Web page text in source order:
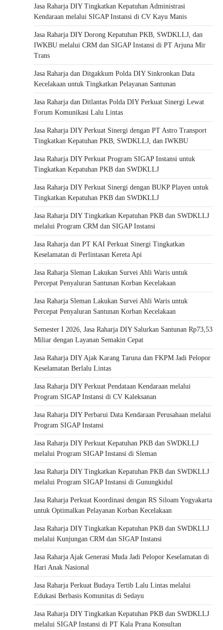
Jasa Raharja DIY Tingkatkan Kepatuhan Administrasi
Kendaraan melalui SIGAP Instansi di CV Kayu Manis
Jasa Raharja DIY Dorong Kepatuhan PKB, SWDKLLJ, dan
IWKBU melalui CRM dan SIGAP Instansi di PT Arjuna Mir
Trans
Jasa Raharja dan Ditgakkum Polda DIY Sinkronkan Data
Kecelakaan untuk Tingkatkan Pelayanan Santunan
Jasa Raharja dan Ditlantas Polda DIY Perkuat Sinergi Lewat
Forum Komunikasi Lalu Lintas
Jasa Raharja DIY Perkuat Sinergi dengan PT Astro Transport
Tingkatkan Kepatuhan PKB, SWDKLLJ, dan IWKBU
Jasa Raharja DIY Perkuat Program SIGAP Instansi untuk
Tingkatkan Kepatuhan PKB dan SWDKLLJ
Jasa Raharja DIY Perkuat Sinergi dengan BUKP Playen untuk
Tingkatkan Kepatuhan PKB dan SWDKLLJ
Jasa Raharja DIY Tingkatkan Kepatuhan PKB dan SWDKLLJ
melalui Program CRM dan SIGAP Instansi
Jasa Raharja dan PT KAI Perkuat Sinergi Tingkatkan
Keselamatan di Perlintasan Kereta Api
Jasa Raharja Sleman Lakukan Survei Ahli Waris untuk
Percepat Penyaluran Santunan Korban Kecelakaan
Jasa Raharja Sleman Lakukan Survei Ahli Waris untuk
Percepat Penyaluran Santunan Korban Kecelakaan
Semester I 2026, Jasa Raharja DIY Salurkan Santunan Rp73,53
Miliar dengan Layanan Semakin Cepat
Jasa Raharja DIY Ajak Karang Taruna dan FKPM Jadi Pelopor
Keselamatan Berlalu Lintas
Jasa Raharja DIY Perkuat Pendataan Kendaraan melalui
Program SIGAP Instansi di CV Kaleksanan
Jasa Raharja DIY Perbarui Data Kendaraan Perusahaan melalui
Program SIGAP Instansi
Jasa Raharja DIY Perkuat Kepatuhan PKB dan SWDKLLJ
melalui Program SIGAP Instansi di Sleman
Jasa Raharja DIY Tingkatkan Kepatuhan PKB dan SWDKLLJ
melalui Program SIGAP Instansi di Gunungkidul
Jasa Raharja Perkuat Koordinasi dengan RS Siloam Yogyakarta
untuk Optimalkan Pelayanan Korban Kecelakaan
Jasa Raharja DIY Tingkatkan Kepatuhan PKB dan SWDKLLJ
melalui Kunjungan CRM dan SIGAP Instansi
Jasa Raharja Ajak Generasi Muda Jadi Pelopor Keselamatan di
Hari Anak Nasional
Jasa Raharja Perkuat Budaya Tertib Lalu Lintas melalui
Edukasi Berbasis Komunitas di Sedayu
Jasa Raharja DIY Tingkatkan Kepatuhan PKB dan SWDKLLJ
melalui SIGAP Instansi di PT Kala Prana Konsultan